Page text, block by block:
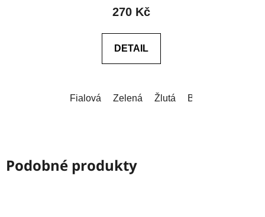
produktu
z
270 Kč
DETAIL
Fialová Zelená Žlutá Bílá
Podobné produkty